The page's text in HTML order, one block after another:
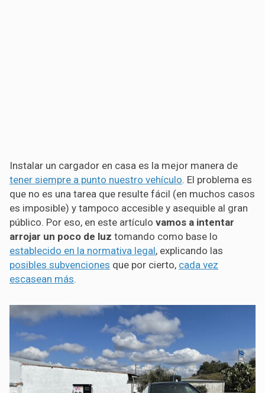
Instalar un cargador en casa es la mejor manera de
tener siempre a punto nuestro vehículo. El problema es
que no es una tarea que resulte fácil (en muchos casos
es imposible) y tampoco accesible y asequible al gran
público. Por eso, en este artículo vamos a intentar
arrojar un poco de luz tomando como base lo
establecido en la normativa legal, explicando las
posibles subvenciones que por cierto, cada vez
escasean más.